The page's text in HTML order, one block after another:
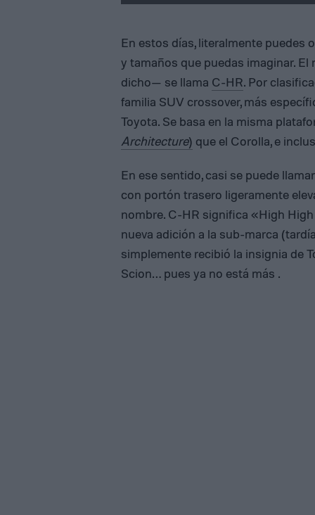
En estos días, literalmente puedes
y tamaños que puedas imaginar.
dicho— se llama C-HR. Por
familia SUV crossover, más
Toyota. Se basa en la misma
Architecture) que el Corolla, e
En ese sentido, casi se puede
con portón trasero ligeramente
nombre. C-HR significa «High
nueva adición a la sub-marca
simplemente recibió la insignia de
Scion… pues ya no está más .